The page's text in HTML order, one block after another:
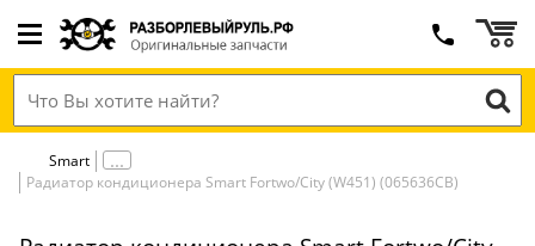
Smart
Радиатор кондиционера Smart Fortwo/City (W451) (065636СВ)